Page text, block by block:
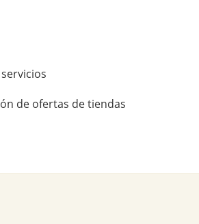
de ofertas de tiendas